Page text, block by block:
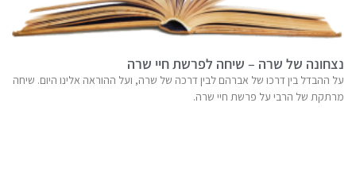
נצחונה של שרה – שיחה לפרשת חיי שרה
על ההבדל בין דרכו של אברהם לבין דרכה של שרה, ועל ההוראה אלינו היום. שיחה
מרתקת של הרבי על פרשת חיי שרה.